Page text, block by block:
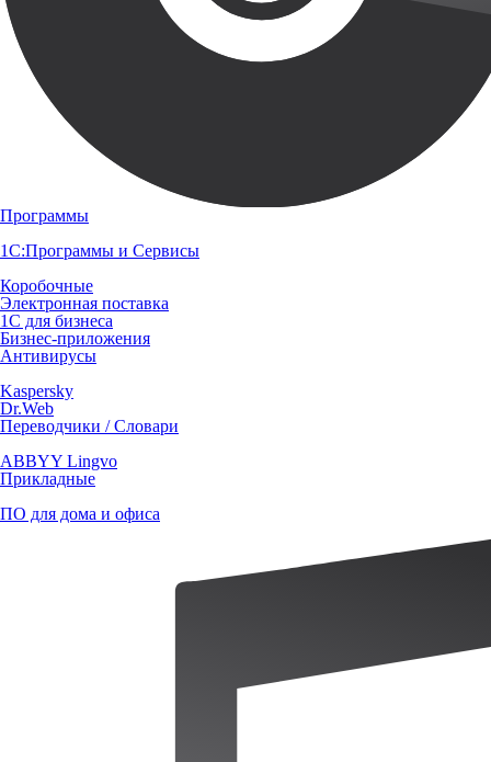
Программы
1С:Программы и Сервисы
Коробочные
Электронная поставка
1С для бизнеса
Бизнес-приложения
Антивирусы
Kaspersky
Dr.Web
Переводчики / Словари
ABBYY Lingvo
Прикладные
ПО для дома и офиса